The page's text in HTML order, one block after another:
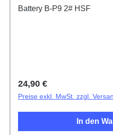
Battery B-P9 2# HSF
Regulärer Preis:
24,90 €
Preise exkl. MwSt. zzgl.
In den